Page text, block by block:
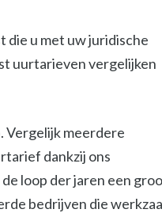
die u met uw juridische
uurtarieven vergelijken
Vergelijk meerdere
dankzij ons
loop der jaren een
bedrijven die